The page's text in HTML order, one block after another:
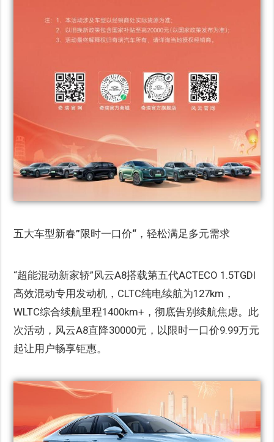
五大车型新春”限时一口价“，轻松满足多元需求
“超能混动新家轿”风云A8搭载第五代ACTECO 1.5TGDI
高效混动专用发动机，CLTC纯电续航为127km，
WLTC综合续航里程1400km+，彻底告别续航焦虑。此
次活动，风云A8直降30000元，以限时一口价9.99万元
起让用户畅享钜惠。